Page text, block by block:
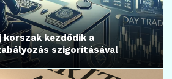
korszak kezdődik a
szigorításával